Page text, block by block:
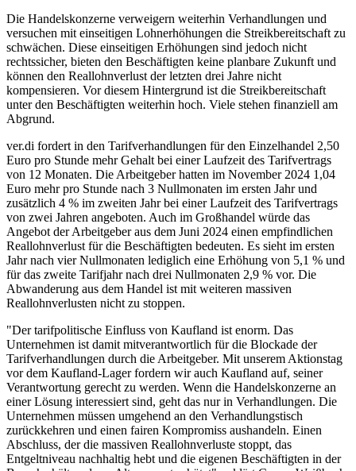
Die Handelskonzerne verweigern weiterhin Verhandlungen und
versuchen mit einseitigen Lohnerhöhungen die Streikbereitschaft zu
schwächen. Diese einseitigen Erhöhungen sind jedoch nicht
rechtssicher, bieten den Beschäftigten keine planbare Zukunft und
können den Reallohnverlust der letzten drei Jahre nicht
kompensieren. Vor diesem Hintergrund ist die Streikbereitschaft
unter den Beschäftigten weiterhin hoch. Viele stehen finanziell am
Abgrund.
ver.di fordert in den Tarifverhandlungen für den Einzelhandel 2,50
Euro pro Stunde mehr Gehalt bei einer Laufzeit des Tarifvertrags
von 12 Monaten. Die Arbeitgeber hatten im November 2024 1,04
Euro mehr pro Stunde nach 3 Nullmonaten im ersten Jahr und
zusätzlich 4 % im zweiten Jahr bei einer Laufzeit des Tarifvertrags
von zwei Jahren angeboten. Auch im Großhandel würde das
Angebot der Arbeitgeber aus dem Juni 2024 einen empfindlichen
Reallohnverlust für die Beschäftigten bedeuten. Es sieht im ersten
Jahr nach vier Nullmonaten lediglich eine Erhöhung von 5,1 % und
für das zweite Tarifjahr nach drei Nullmonaten 2,9 % vor. Die
Abwanderung aus dem Handel ist mit weiteren massiven
Reallohnverlusten nicht zu stoppen.
"Der tarifpolitische Einfluss von Kaufland ist enorm. Das
Unternehmen ist damit mitverantwortlich für die Blockade der
Tarifverhandlungen durch die Arbeitgeber. Mit unserem Aktionstag
vor dem Kaufland-Lager fordern wir auch Kaufland auf, seiner
Verantwortung gerecht zu werden. Wenn die Handelskonzerne an
einer Lösung interessiert sind, geht das nur in Verhandlungen. Die
Unternehmen müssen umgehend an den Verhandlungstisch
zurückkehren und einen fairen Kompromiss aushandeln. Einen
Abschluss, der die massiven Reallohnverluste stoppt, das
Entgeltniveau nachhaltig hebt und die eigenen Beschäftigten in der